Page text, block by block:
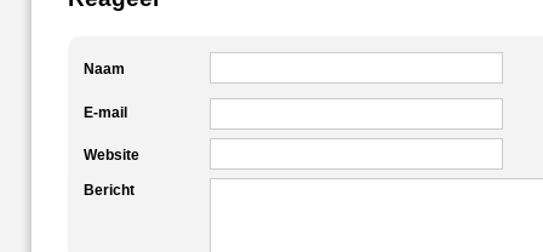
Naam
E-mail
Website
Bericht